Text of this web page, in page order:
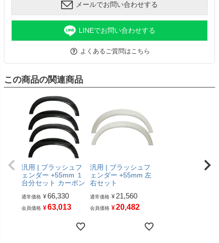
メールでお問い合わせする
LINEでお問い合わせする
よくあるご質問はこちら
この商品の関連商品
汎用 | ブラッシュフ
ェンダー +55mm １
台分セット カーボン
通常価格 ¥66,330
会員価格 ¥63,013
汎用 | ブラッシュフ
ェンダー +55mm 左
右セット
通常価格 ¥ 21,560
会員価格 ¥20,482